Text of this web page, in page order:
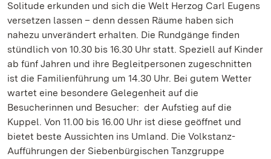
Solitude erkunden und sich die Welt Herzog Carl Eugens
versetzen lassen – denn dessen Räume haben sich
nahezu unverändert erhalten. Die Rundgänge finden
stündlich von 10.30 bis 16.30 Uhr statt. Speziell auf Kinder
ab fünf Jahren und ihre Begleitpersonen zugeschnitten
ist die Familienführung um 14.30 Uhr. Bei gutem Wetter
wartet eine besondere Gelegenheit auf die
Besucherinnen und Besucher: der Aufstieg auf die
Kuppel. Von 11.00 bis 16.00 Uhr ist diese geöffnet und
bietet beste Aussichten ins Umland. Die Volkstanz-
Aufführungen der Siebenbürgischen Tanzgruppe